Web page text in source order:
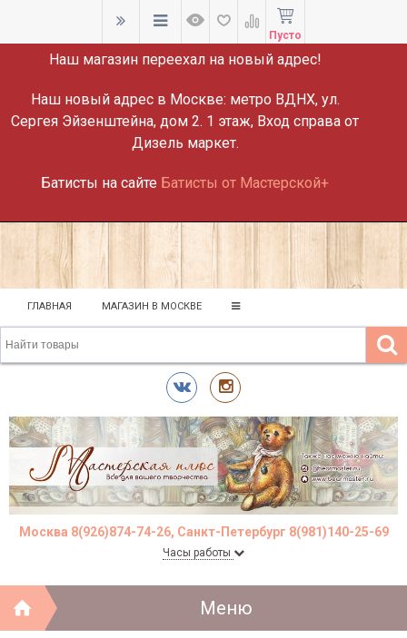
ВНИМАНИЕ!
Наш магазин переехал на новый адрес!
Наш новый адрес в Москве: метро ВДНХ, ул.
Сергея Эйзенштейна, дом 2. 1 этаж, Вход справа от
Дизель маркет.
Батисты на сайте Батисты от Мастерской+
Пусто
ГЛАВНАЯ МАГАЗИН В МОСКВЕ
Москва 8(926)874-74-26, Санкт-Петербург 8(981)140-25-69
Часы работы
Меню